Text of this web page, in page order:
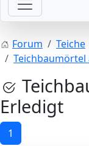
Forum Teiche
Erledigt
1